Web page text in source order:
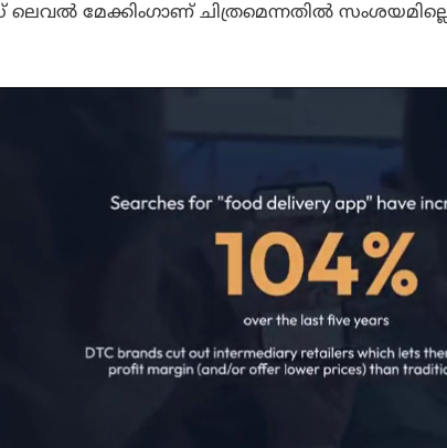
മേക്കിംഗാണ് ചിത്രമെന്നതിൽ